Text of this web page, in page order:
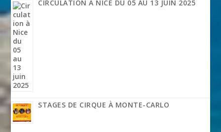
CIRCULATION À NICE DU 05 AU 13 JUIN 2025
STAGES DE CIRQUE À MONTE-CARLO